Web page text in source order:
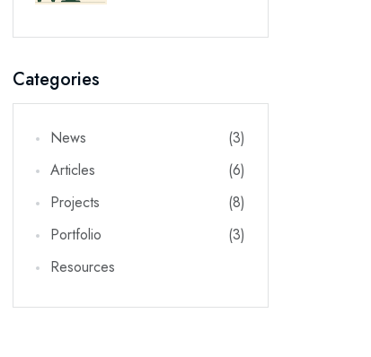
get 10% off
Categories
News
(3)
Articles
(6)
Projects
(8)
Portfolio
(3)
Resources